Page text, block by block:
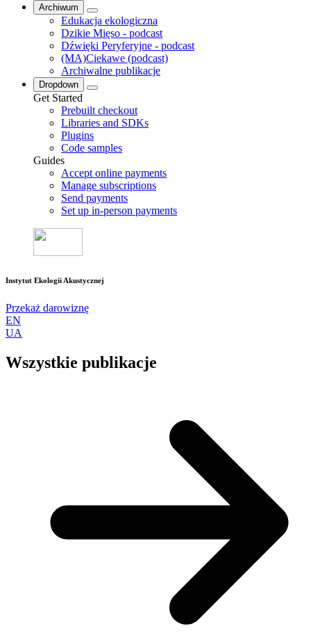
Archiwum
Edukacja ekologiczna
Dzikie Mięso - podcast
Dźwięki Peryferyjne - podcast
(MA)Ciekawe (podcast)
Archiwalne publikacje
Dropdown
Get Started
Prebuilt checkout
Libraries and SDKs
Plugins
Code samples
Guides
Accept online payments
Manage subscriptions
Send payments
Set up in-person payments
Instytut Ekologii Akustycznej
Przekaż darowiznę
EN
UA
Wszystkie publikacje